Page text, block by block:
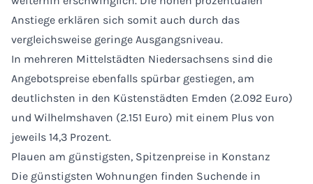
Anstiege erklären sich somit auch durch das
vergleichsweise geringe Ausgangsniveau.
In mehreren Mittelstädten Niedersachsens sind die
Angebotspreise ebenfalls spürbar gestiegen, am
deutlichsten in den Küstenstädten Emden (2.092 Euro)
und Wilhelmshaven (2.151 Euro) mit einem Plus von
jeweils 14,3 Prozent.
Plauen am günstigsten, Spitzenpreise in Konstanz
Die günstigsten Wohnungen finden Suchende in